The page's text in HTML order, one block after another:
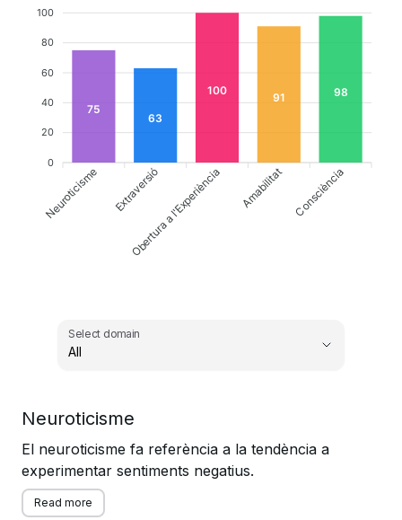
100
80
60
40
20
0
75
63
100 91 98
Neuroticisme Extraversió
Obertura a l'Experiència Amabilitat Consciència
Select domain
All
Neuroticisme
El neuroticisme fa referència a la tendència a
experimentar sentiments negatius.
Read more